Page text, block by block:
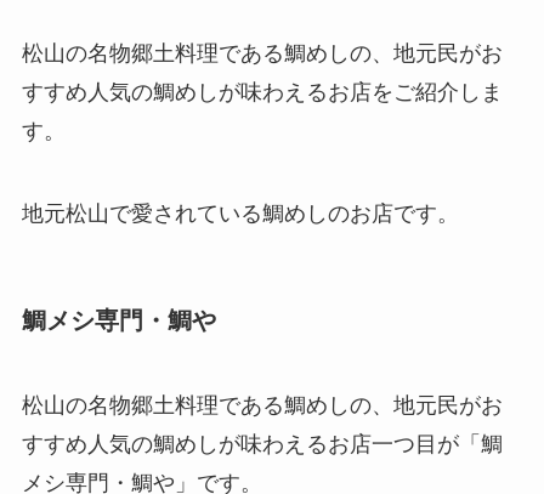
松山の名物郷土料理である鯛めしの、地元民がお
すすめ人気の鯛めしが味わえるお店をご紹介しま
す。
地元松山で愛されている鯛めしのお店です。
鯛メシ専門・鯛や
松山の名物郷土料理である鯛めしの、地元民がお
すすめ人気の鯛めしが味わえるお店一つ目が「鯛
メシ専門・鯛や」です。